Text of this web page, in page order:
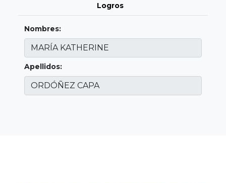
Logros
Nombres:
Apellidos: